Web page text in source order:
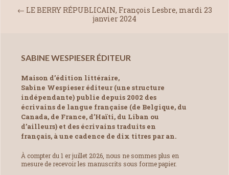
← LE BERRY RÉPUBLICAIN, François Lesbre, mardi 23
janvier 2024
SABINE WESPIESER ÉDITEUR
Maison d’édition littéraire,
Sabine Wespieser éditeur (une structure
indépendante) publie depuis 2002 des
écrivains de langue française (de Belgique, du
Canada, de France, d’Haïti, du Liban ou
d’ailleurs) et des écrivains traduits en
français, à une cadence de dix titres par an.
À compter du 1 er juillet 2026, nous ne sommes plus en
mesure de recevoir les manuscrits sous forme papier.